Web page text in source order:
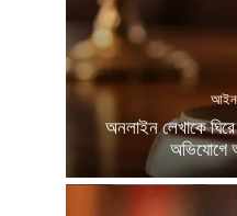
আইন
অনলাইন লেখাকে
অভিযোগে